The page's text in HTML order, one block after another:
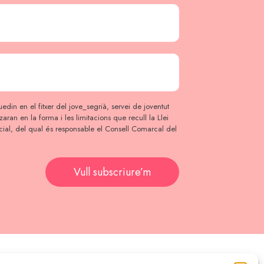
en el fitxer del jove_segrià, servei de joventut
en la forma i les limitacions que recull la Llei
del qual és responsable el Consell Comarcal del
Vull subscriure’m